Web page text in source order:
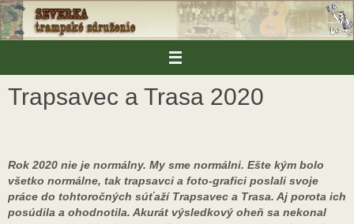
Skip
to
content
Trapsavec a Trasa 2020
Rok 2020 nie je normálny. My sme normálni. Ešte kým bolo
všetko normálne, tak trapsavci a foto-grafici poslali svoje
práce do tohtoročných súťaží Trapsavec a Trasa. Aj porota ich
posúdila a ohodnotila. Akurát výsledkový oheň sa nekonal